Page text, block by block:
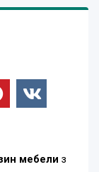
мебели з